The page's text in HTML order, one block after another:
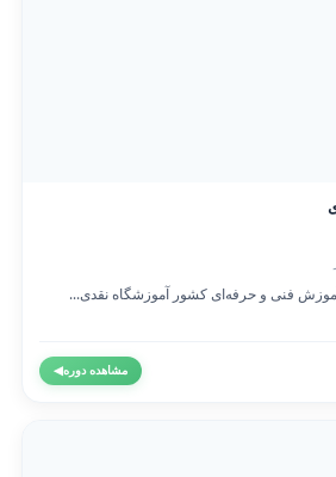
فنی و حرفه‌ای کشور آموزشگاه نقدی...
مشاهده دوره◀